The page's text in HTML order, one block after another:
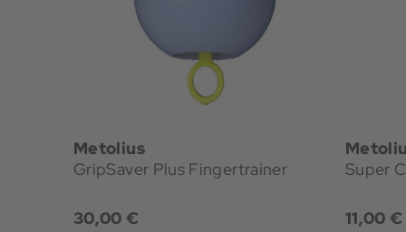
Metolius
GripSaver Plus Fingertrainer
30,00 €
Super
11,00 €